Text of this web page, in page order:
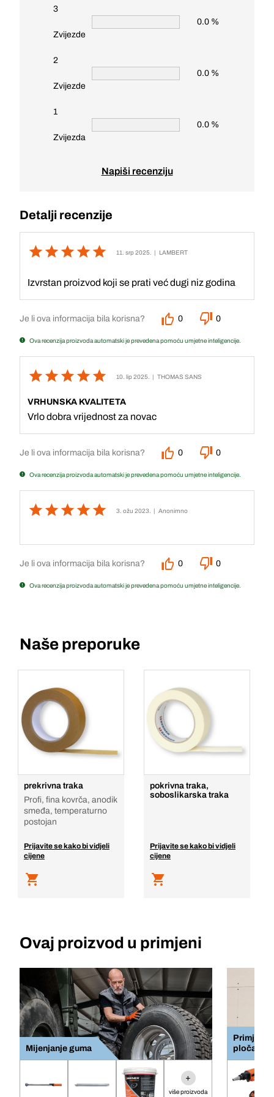
3
Zvijezde
0.0 %
2
Zvijezde
0.0 %
1
Zvijezda
0.0 %
Napiši recenziju
Detalji recenzije
11. srp 2025. | LAMBERT
Izvrstan proizvod koji se prati već dugi niz godina
Je li ova informacija bila korisna? 0 0
Ova recenzija proizvoda automatski je prevedena pomoću umjetne inteligencije.
10. lip 2025. | THOMAS SANS
VRHUNSKA KVALITETA
Vrlo dobra vrijednost za novac
Je li ova informacija bila korisna? 0 0
Ova recenzija proizvoda automatski je prevedena pomoću umjetne inteligencije.
3. ožu 2023. | Anonimno
Je li ova informacija bila korisna? 0 0
Ova recenzija proizvoda automatski je prevedena pomoću umjetne inteligencije.
Naše preporuke
prekrivna traka
Profi, fina kovrča, anodik
smeđa, temperaturno
postojan
Prijavite se kako bi vidjeli
cijene
pokrivna traka,
soboslikarska traka
Prijavite se kako bi vidjeli
cijene
Ovaj proizvod u primjeni
Mijenjanje guma
+
više proizvoda
Primjena
pločama